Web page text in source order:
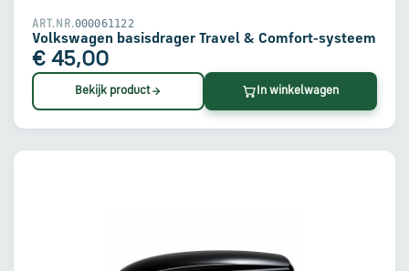
ART.NR.000061122
Volkswagen basisdrager Travel & Comfort-systeem
€ 45,00
Bekijk product In winkelwagen